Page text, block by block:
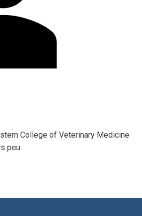
College of Veterinary Medicine
peu.